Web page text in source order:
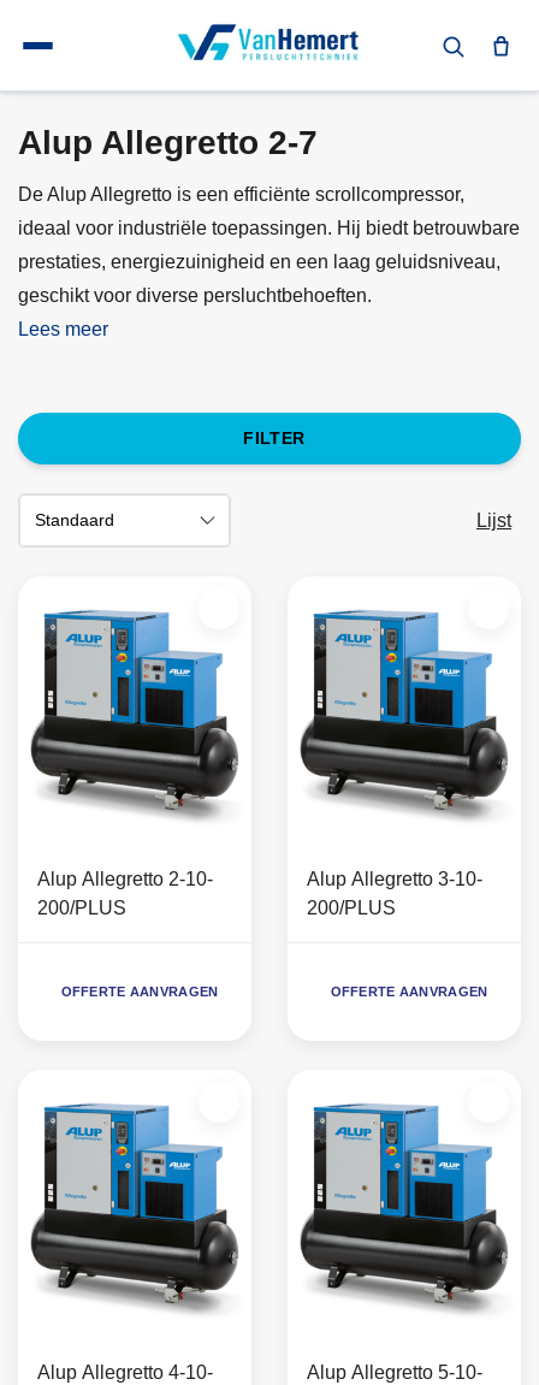
Terug naar home
Compressoren
Alup Allegretto 2-7
De Alup Allegretto is een efficiënte scrollcompressor,
ideaal voor industriële toepassingen. Hij biedt betrouwbare
prestaties, energiezuinigheid en een laag geluidsniveau,
geschikt voor diverse persluchtbehoeften.
Lees meer
FILTER
Lijst
Alup Allegretto 2-10-
200/PLUS
OFFERTE AANVRAGEN
Alup Allegretto 3-10-
200/PLUS
OFFERTE AANVRAGEN
Alup Allegretto 4-10-
Alup Allegretto 5-10-